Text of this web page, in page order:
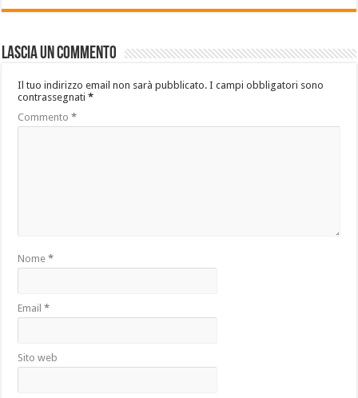
Lascia un commento
Il tuo indirizzo email non sarà pubblicato. I campi obbligatori sono
contrassegnati*
Commento*
Nome*
Email*
Sito web